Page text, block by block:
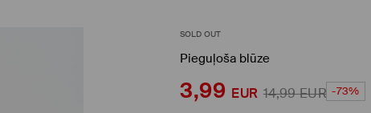
SOLD OUT
Pieguļoša blūze
3,99 EUR 14,99EUR -73%